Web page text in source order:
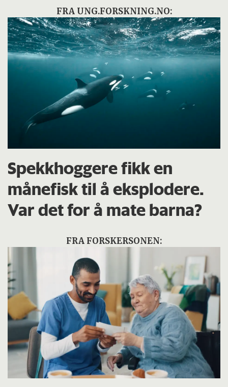
FRA UNG.FORSKNING.NO:
Spekkhoggere fikk en
månefisk til å eksplodere.
Var det for å mate barna?
FRA FORSKERSONEN: